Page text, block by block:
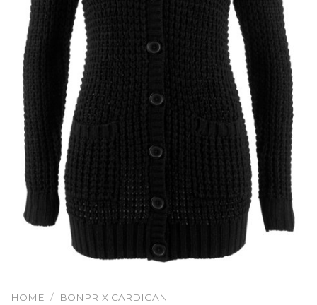
HOME / BONPRIX CARDIGAN